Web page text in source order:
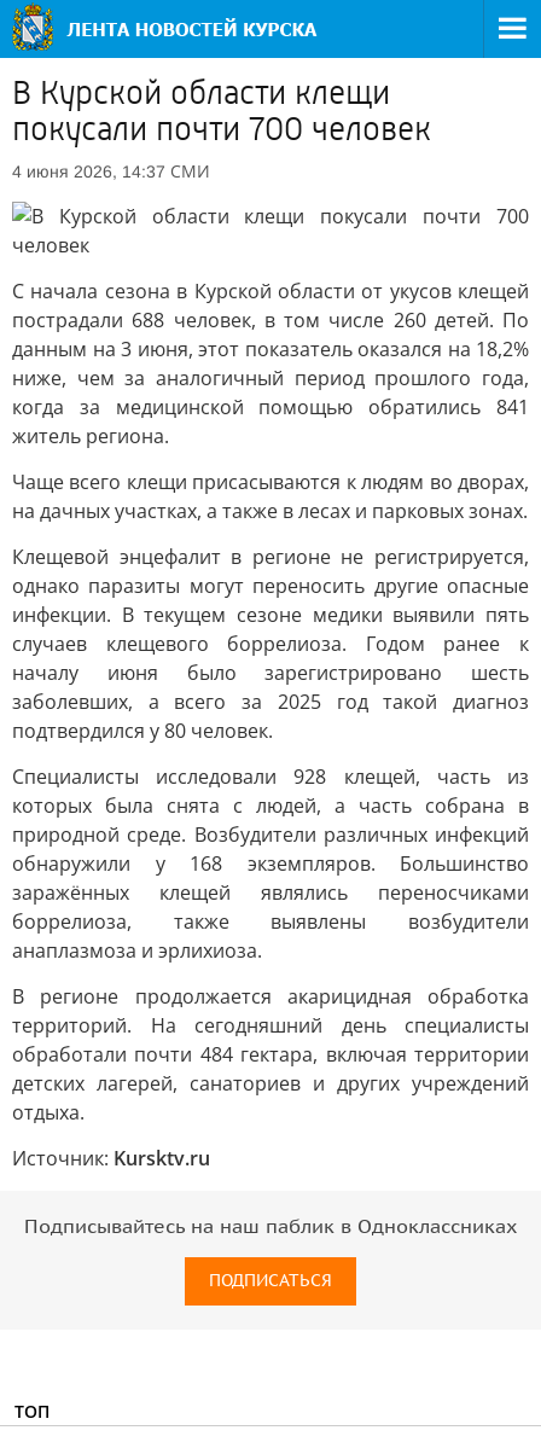
В Курской области клещи
покусали почти 700 человек
4 июня 2026, 14:37 СМИ
С начала сезона в Курской области от укусов клещей
пострадали 688 человек, в том числе 260 детей. По
данным на 3 июня, этот показатель оказался на 18,2%
ниже, чем за аналогичный период прошлого года,
когда за медицинской помощью обратились 841
житель региона.
Чаще всего клещи присасываются к людям во дворах,
на дачных участках, а также в лесах и парковых зонах.
Клещевой энцефалит в регионе не регистрируется,
однако паразиты могут переносить другие опасные
инфекции. В текущем сезоне медики выявили пять
случаев клещевого боррелиоза. Годом ранее к
началу июня было зарегистрировано шесть
заболевших, а всего за 2025 год такой диагноз
подтвердился у 80 человек.
Специалисты исследовали 928 клещей, часть из
которых была снята с людей, а часть собрана в
природной среде. Возбудители различных инфекций
обнаружили у 168 экземпляров. Большинство
заражённых клещей являлись переносчиками
боррелиоза, также выявлены возбудители
анаплазмоза и эрлихиоза.
В регионе продолжается акарицидная обработка
территорий. На сегодняшний день специалисты
обработали почти 484 гектара, включая территории
детских лагерей, санаториев и других учреждений
отдыха.
Источник: Kursktv.ru
Подписывайтесь на наш паблик в Одноклассниках
ПОДПИСАТЬСЯ
ТОП